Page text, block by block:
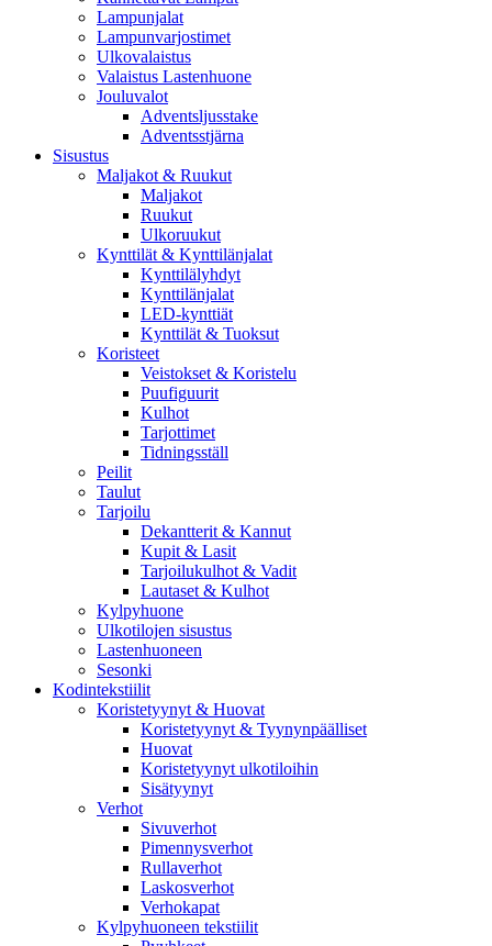
Lampunjalat
Lampunvarjostimet
Ulkovalaistus
Valaistus Lastenhuone
Jouluvalot
Adventsljusstake
Adventsstjärna
Sisustus
Maljakot & Ruukut
Maljakot
Ruukut
Ulkoruukut
Kynttilät & Kynttilänjalat
Kynttilälyhdyt
Kynttilänjalat
LED-kynttiät
Kynttilät & Tuoksut
Koristeet
Veistokset & Koristelu
Puufiguurit
Kulhot
Tarjottimet
Tidningsställ
Peilit
Taulut
Tarjoilu
Dekantterit & Kannut
Kupit & Lasit
Tarjoilukulhot & Vadit
Lautaset & Kulhot
Kylpyhuone
Ulkotilojen sisustus
Lastenhuoneen
Sesonki
Kodintekstiilit
Koristetyynyt & Huovat
Koristetyynyt & Tyynynpäälliset
Huovat
Koristetyynyt ulkotiloihin
Sisätyynyt
Verhot
Sivuverhot
Pimennysverhot
Rullaverhot
Laskosverhot
Verhokapat
Kylpyhuoneen tekstiilit